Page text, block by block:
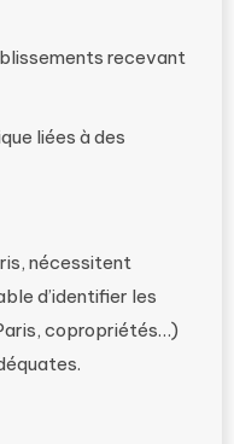
recevant
liées à des
nécessitent
d’identifier les
copropriétés…)